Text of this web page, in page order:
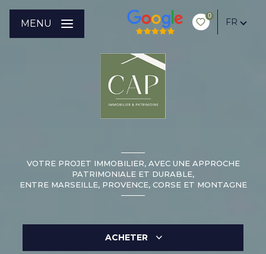
0
FR
MENU
VOTRE PROJET IMMOBILIER, AVEC UNE APPROCHE
PATRIMONIALE ET DURABLE,
ENTRE MARSEILLE, PROVENCE, CORSE ET MONTAGNE
ACHETER